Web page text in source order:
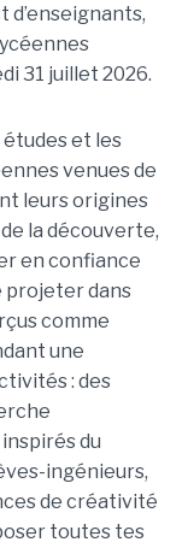
31 juillet 2026.
études et les
venues de
leurs origines
la découverte,
en confiance
projeter dans
comme
une
: des
du
ingénieurs,
de créativité
toutes tes